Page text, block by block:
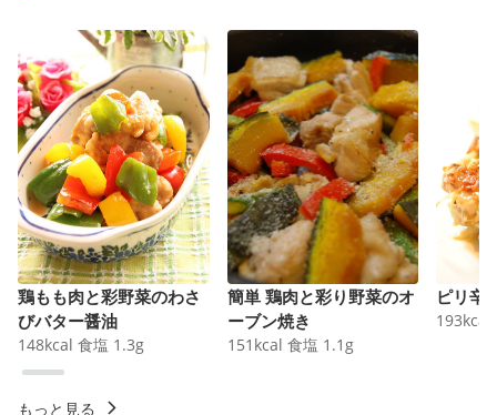
鶏もも肉と彩野菜のわさ
びバター醤油
148kcal 食塩 1.3g
簡単 鶏肉と彩り野菜のオ
ーブン焼き
151 kcal 食塩 1.1 g
ピリ辛
193kcal
もっと見る